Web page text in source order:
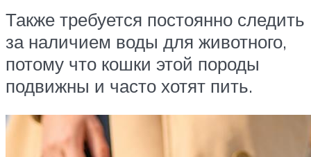
Также требуется постоянно следить
за наличием воды для животного,
потому что кошки этой породы
подвижны и часто хотят пить.